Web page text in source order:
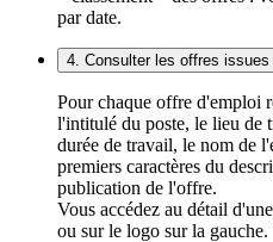
par date.
4. Consulter les offres
Pour chaque offre d'emploi
l'intitulé du poste, le lieu de
durée de travail, le nom de
premiers caractères du
publication de l'offre.
Vous accédez au détail
ou sur le logo sur la